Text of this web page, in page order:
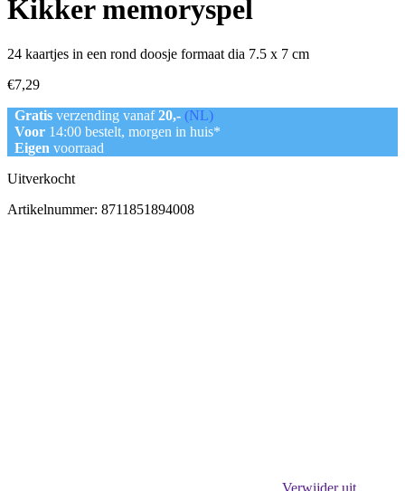
Kikker memoryspel
24 kaartjes in een rond doosje formaat dia 7.5 x 7 cm
€7,29
Gratis verzending vanaf20,- (NL)
Voor 14:00 bestelt, morgen in huis*
Eigen voorraad
Uitverkocht
Artikelnummer: 8711851894008
Verwijder uit